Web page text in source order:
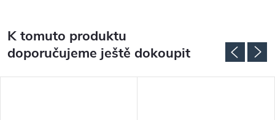
K tomuto produktu
doporučujeme ještě dokoupit